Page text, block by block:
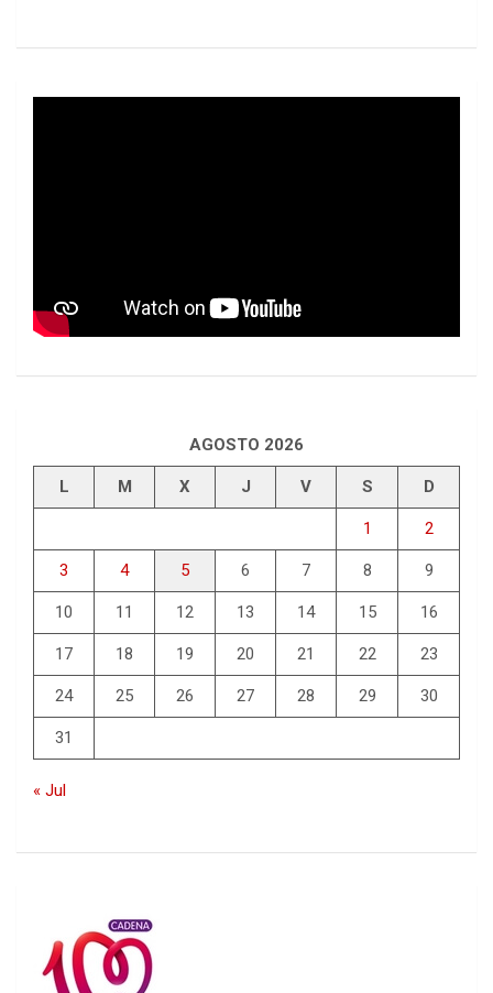
AGOSTO 2026
L M X J V S D
1 2
3 4 5 6 7 8 9
10 11 12 13 14 15 16
17 18 19 20 21 22 23
24 25 26 27 28 29 30
31
« Jul